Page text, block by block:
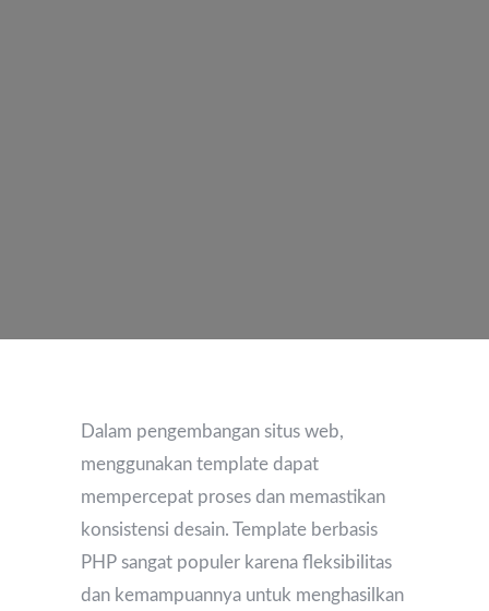
Dalam pengembangan situs web,
menggunakan template dapat
mempercepat proses dan memastikan
konsistensi desain. Template berbasis
PHP sangat populer karena fleksibilitas
dan kemampuannya untuk menghasilkan